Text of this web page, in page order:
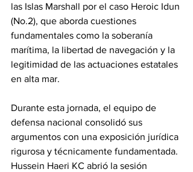
las Islas Marshall por el caso Heroic Idun
(No.2), que aborda cuestiones
fundamentales como la soberanía
marítima, la libertad de navegación y la
legitimidad de las actuaciones estatales
en alta mar.
Durante esta jornada, el equipo de
defensa nacional consolidó sus
argumentos con una exposición jurídica
rigurosa y técnicamente fundamentada.
Hussein Haeri KC abrió la sesión